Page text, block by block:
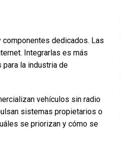
dedicados. Las
Integrarlas es más
la industria de
vehículos sin radio
sistemas propietarios o
se priorizan y cómo se